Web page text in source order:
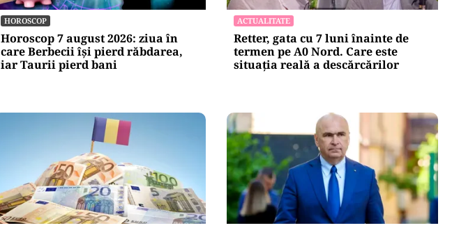
HOROSCOP
Horoscop 7 august 2026: ziua în
care Berbecii își pierd răbdarea,
iar Taurii pierd bani
ACTUALITATE
Retter, gata cu 7 luni înainte de
termen pe A0 Nord. Care este
situația reală a descărcărilor